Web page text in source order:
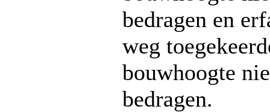
bedragen en
weg
bouwhoogte
bedragen.